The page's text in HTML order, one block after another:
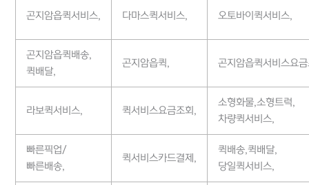
곤지암읍퀵서비스, 다마스퀵서비스, 오토바이퀵서비스,
곤지암읍퀵배송,
퀵배달,
곤지암읍퀵, 곤지암읍퀵서비스요
라보퀵서비스, 퀵서비스요금조회,
소형화물,소형트럭,
차량퀵서비스,
빠른픽업/
빠른배송,
퀵서비스카드결제,
퀵배송,퀵배달,
당일퀵서비스,